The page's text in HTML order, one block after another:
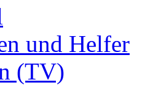
und Helfer
(TV)